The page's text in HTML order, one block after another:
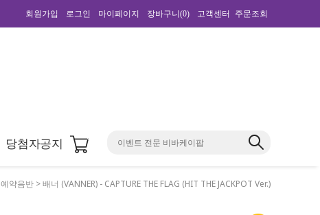
회원가입 로그인 마이페이지 장바구니(0) 고객센터 주문조회
당첨자공지 0
예약음반 > 배너 (VANNER) - CAPTURE THE FLAG (HIT THE JACKPOT Ver.)